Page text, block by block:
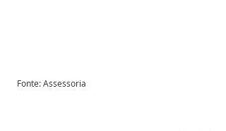
Fonte: Assessoria